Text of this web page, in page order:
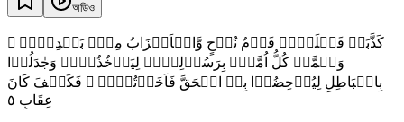
অডিও
کَذَّبَتۡ قَبۡلَہُمۡ قَوۡمُ نُوۡحٍ وَّالۡاَحۡزَابُ مِنۡۢ بَعۡدِہِمۡ ۪
وَہَمَّتۡ کُلُّ اُمَّۃٍۭ بِرَسُوۡلِہِمۡ لِیَاۡخُذُوۡہُ وَجٰدَلُوۡا
بِالۡبَاطِلِ لِیُدۡحِضُوۡا بِہِ الۡحَقَّ فَاَخَذۡتُہُمۡ ۟ فَکَیۡفَ کَانَ
عِقَابِ ٥